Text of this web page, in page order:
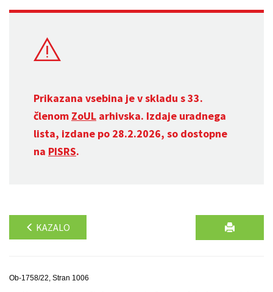
Prikazana vsebina je v skladu s 33.
členom ZoUL arhivska. Izdaje uradnega
lista, izdane po 28.2.2026, so dostopne
na PISRS.
KAZALO
Ob-1758/22, Stran 1006